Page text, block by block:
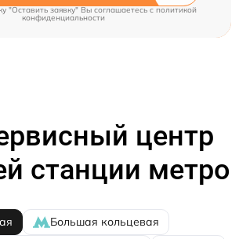
"Оставить заявку" Вы соглашаетесь cполитикой
конфиденциальности
центр
станции метро
Большая кольцевая